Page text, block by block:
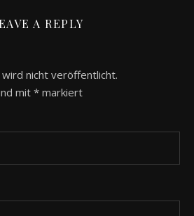
A REPLY
nicht veröffentlicht.
mit * markiert